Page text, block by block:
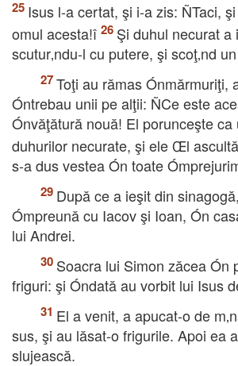
Isus l-a certat, şi i-a zis: ÑTaci,
omul acesta!î
Şi duhul necurat a
scutur‚ndu-l cu putere, şi scoţ‚nd
Toţi au rămas Ónmărmuriţi,
Óntrebau unii pe alţii: ÑCe este
Ónvăţătură nouă! El porunceşte ca
duhurilor necurate, şi ele Œl
s-a dus vestea Ón toate
După ce a ieşit din
Ómpreună cu Iacov şi Ioan, Ón
lui Andrei.
Soacra lui Simon zăcea Ón
friguri: şi Óndată au vorbit lui Isus
El a venit, a apucat-o de
sus, şi au lăsat-o frigurile. Apoi ea
slujească.